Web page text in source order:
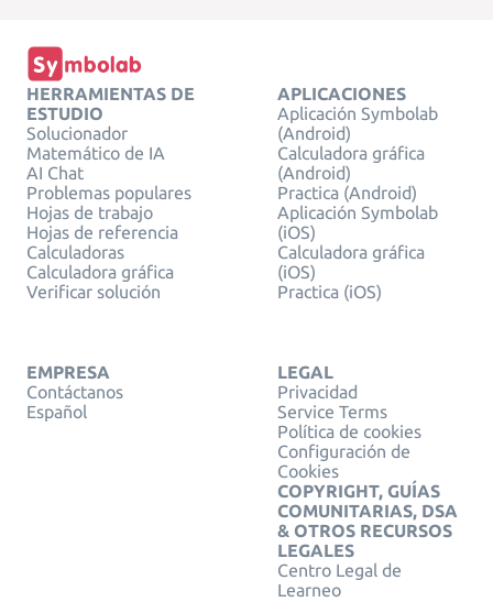
HERRAMIENTAS DE
ESTUDIO
Solucionador
Matemático de IA
AI Chat
Problemas populares
Hojas de trabajo
Hojas de referencia
Calculadoras
Calculadora gráfica
Verificar solución
APLICACIONES
Aplicación Symbolab
(Android)
Calculadora gráfica
(Android)
Practica (Android)
Aplicación Symbolab
(iOS)
Calculadora gráfica
(iOS)
Practica (iOS)
EMPRESA
Contáctanos
Español
LEGAL
Privacidad
Service Terms
Política de cookies
Configuración de
Cookies
COPYRIGHT, GUÍAS
COMUNITARIAS, DSA
& OTROS RECURSOS
LEGALES
Centro Legal de
Learneo